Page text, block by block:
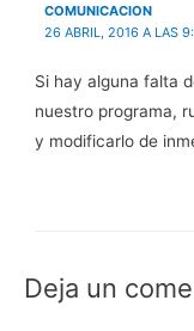
COMUNICACION
26 ABRIL, 2016 A LAS
Si hay alguna falta
nuestro programa,
y modificarlo de
Deja un